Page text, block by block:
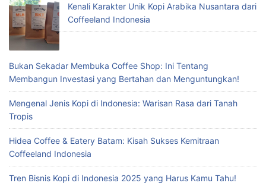
Kenali Karakter Unik Kopi Arabika Nusantara dari
Coffeeland Indonesia
Bukan Sekadar Membuka Coffee Shop: Ini Tentang
Membangun Investasi yang Bertahan dan Menguntungkan!
Mengenal Jenis Kopi di Indonesia: Warisan Rasa dari Tanah
Tropis
Hidea Coffee & Eatery Batam: Kisah Sukses Kemitraan
Coffeeland Indonesia
Tren Bisnis Kopi di Indonesia 2025 yang Harus Kamu Tahu!